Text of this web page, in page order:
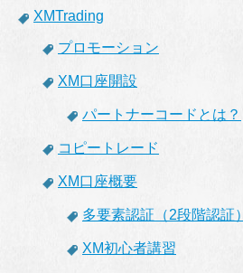
XMTrading
プロモーション
XM口座開設
パートナーコードとは？
コピートレード
XM口座概要
多要素認証（2段階認証）
XM初心者講習